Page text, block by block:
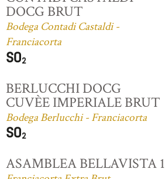
DOCG BRUT
Bodega Contadi Castaldi -
Franciacorta
BERLUCCHI DOCG
CUVÈE IMPERIALE BRUT
Bodega Berlucchi - Franciacorta
ASAMBLEA BELLAVISTA 1